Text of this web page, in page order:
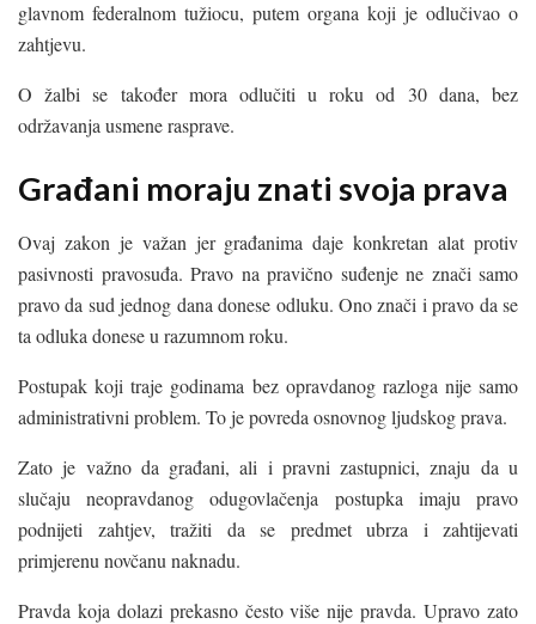
glavnom federalnom tužiocu, putem organa koji je odlučivao o
zahtjevu.
O žalbi se također mora odlučiti u roku od 30 dana, bez
održavanja usmene rasprave.
Građani moraju znati svoja prava
Ovaj zakon je važan jer građanima daje konkretan alat protiv
pasivnosti pravosuđa. Pravo na pravično suđenje ne znači samo
pravo da sud jednog dana donese odluku. Ono znači i pravo da se
ta odluka donese u razumnom roku.
Postupak koji traje godinama bez opravdanog razloga nije samo
administrativni problem. To je povreda osnovnog ljudskog prava.
Zato je važno da građani, ali i pravni zastupnici, znaju da u
slučaju neopravdanog odugovlačenja postupka imaju pravo
podnijeti zahtjev, tražiti da se predmet ubrza i zahtijevati
primjerenu novčanu naknadu.
Pravda koja dolazi prekasno često više nije pravda. Upravo zato